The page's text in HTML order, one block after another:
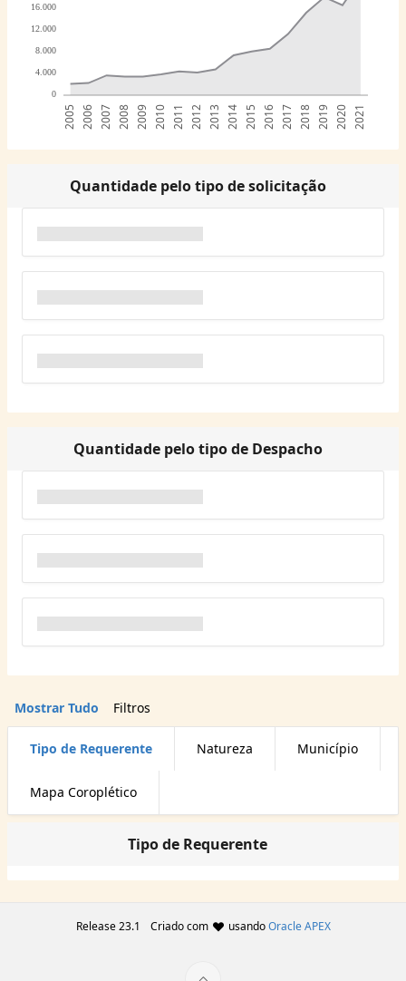
0
4.000
8.000
12.000
16.000
2005 2006 2007 2008 2009 2010 2011 2012 2013 2014 2015 2016 2017 2018 2019 2020 2021
Quantidade pelo tipo de solicitação
Quantidade pelo tipo de Despacho
Mostrar Tudo Filtros
Tipo de Requerente Natureza Município
Mapa Coroplético
Tipo de Requerente
Release 23.1 Criado com usandoOracle APEX